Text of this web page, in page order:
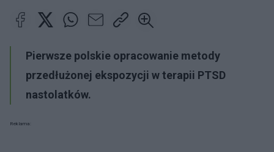
Pierwsze polskie opracowanie metody
przedłużonej ekspozycji w terapii PTSD
nastolatków.
Reklama: